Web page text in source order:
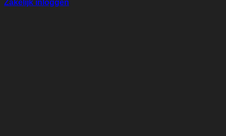
Zakelijk inloggen